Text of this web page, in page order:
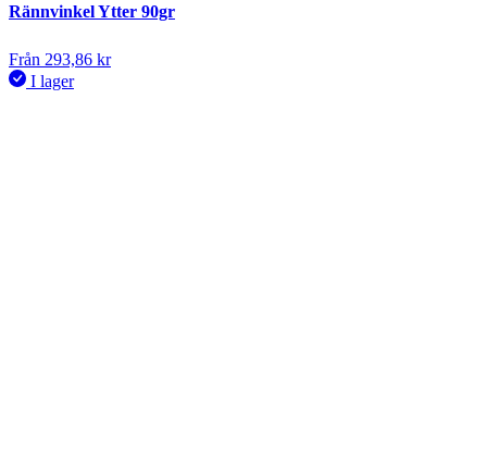
Rännvinkel Ytter 90gr
Från 293,86 kr
I lager